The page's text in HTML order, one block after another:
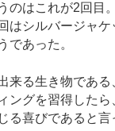
はこれが2回目
はシルバージャ
であった。
る生き物であ
ングを習得した
る喜びであると言